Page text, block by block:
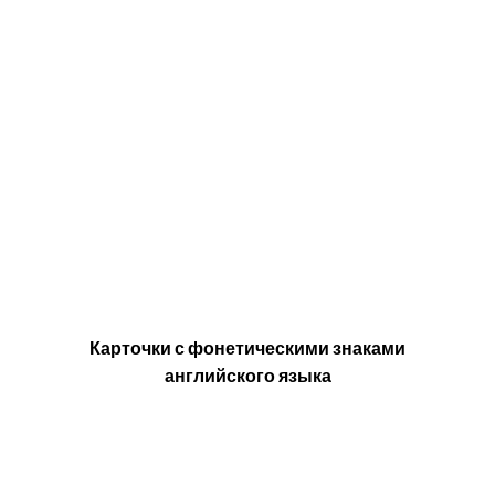
Карточки с фонетическими знаками
английского языка